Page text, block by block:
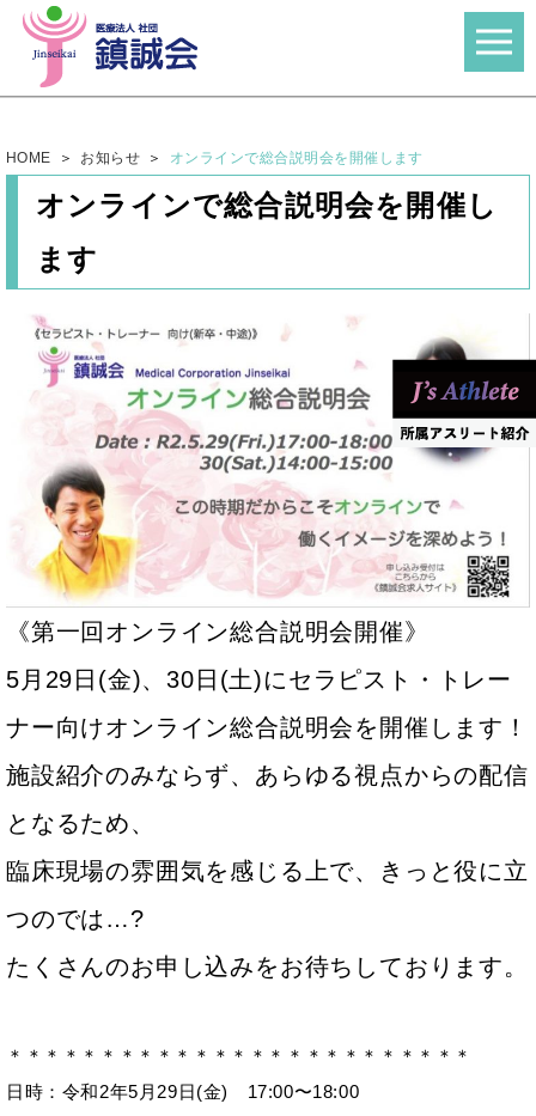
HOME お知らせ オンラインで総合説明会を開催します
オンラインで総合説明会を開催し
ます
《第一回オンライン総合説明会開催》
5月29日(金)、30日(土)にセラピスト・トレー
ナー向けオンライン総合説明会を開催します！
施設紹介のみならず、あらゆる視点からの配信
となるため、
臨床現場の雰囲気を感じる上で、きっと役に立
つのでは…?
たくさんのお申し込みをお待ちしております。
＊＊＊＊＊＊＊＊＊＊＊＊＊＊＊＊＊＊＊＊＊＊＊＊＊
日時：令和2年5月29日(金) 17:00〜18:00